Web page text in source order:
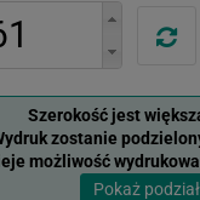
Szerokość jest
zostanie
możliwość
Pokaż